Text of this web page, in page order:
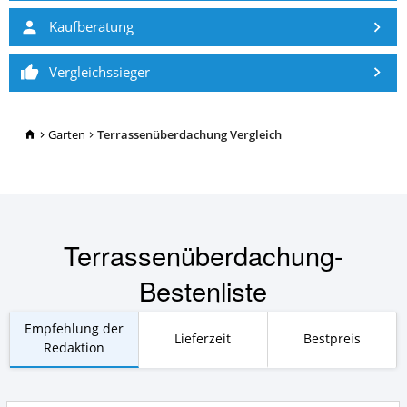
TopRatgeber24.de
Garten Terrassenüberdachung Vergleich
Kaufberatung
Vergleichssieger
Terrassenüberdachung-
Bestenliste
Empfehlung der
Redaktion
Lieferzeit Bestpreis